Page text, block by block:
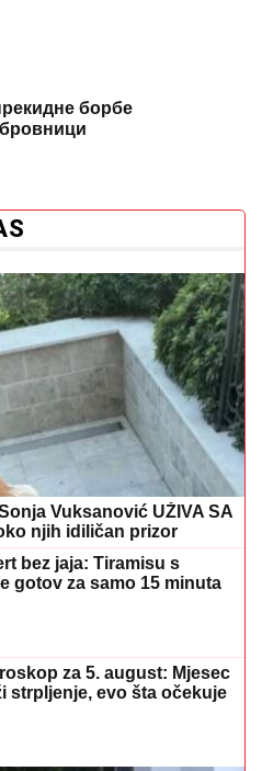
борбе
Vuksanović UŽIVA SA
njih idiličan prizor
bez jaja: Tiramisu s
gotov za samo 15 minuta
za 5. august: Mjesec
strpljenje, evo šta očekuje